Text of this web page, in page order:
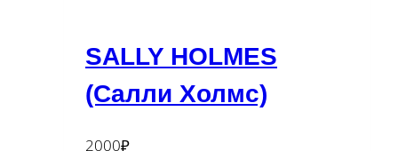
SALLY HOLMES
(Салли Холмс)
2000₽